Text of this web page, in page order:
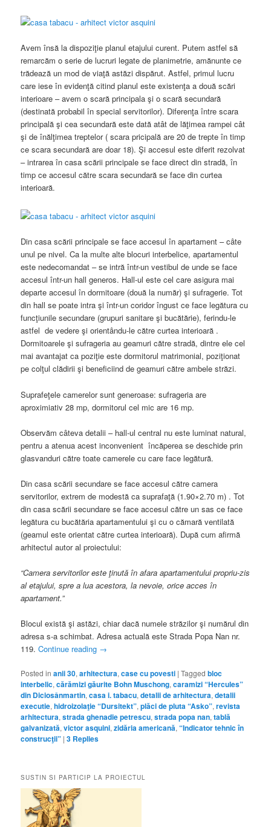
Avem însă la dispoziţie planul etajului curent. Putem astfel să
remarcăm o serie de lucruri legate de planimetrie, amănunte ce
trădează un mod de viaţă astăzi dispărut. Astfel, primul lucru
care iese în evidenţă citind planul este existenţa a două scări
interioare – avem o scară principala şi o scară secundară
(destinată probabil în special servitorilor). Diferenţa între scara
principală şi cea secundară este dată atât de lăţimea rampei cât
şi de înălţimea treptelor ( scara pricipală are 20 de trepte în timp
ce scara secundară are doar 18). Şi accesul este diferit rezolvat
– intrarea în casa scării principale se face direct din stradă, în
timp ce accesul către scara secundară se face din curtea
interioară.
Din casa scării principale se face accesul în apartament – câte
unul pe nivel. Ca la multe alte blocuri interbelice, apartamentul
este nedecomandat – se intră într-un vestibul de unde se face
accesul într-un hall generos. Hall-ul este cel care asigura mai
departe accesul în dormitoare (două la număr) şi sufragerie. Tot
din hall se poate intra şi într-un coridor îngust ce face legătura cu
funcţiunile secundare (grupuri sanitare şi bucătărie), ferindu-le
astfel de vedere şi orientându-le către curtea interioară .
Dormitoarele şi sufrageria au geamuri către stradă, dintre ele cel
mai avantajat ca poziţie este dormitorul matrimonial, poziţionat
pe colţul clădirii şi beneficiind de geamuri către ambele străzi.
Suprafeţele camerelor sunt generoase: sufrageria are
aproximiativ 28 mp, dormitorul cel mic are 16 mp.
Observăm câteva detalii – hall-ul central nu este luminat natural,
pentru a atenua acest inconvenient încăperea se deschide prin
glasvanduri către toate camerele cu care face legătură.
Din casa scării secundare se face accesul către camera
servitorilor, extrem de modestă ca suprafaţă (1.90×2.70 m) . Tot
din casa scării secundare se face accesul către un sas ce face
legătura cu bucătăria apartamentului şi cu o cămară ventilată
(geamul este orientat către curtea interioară). După cum afirmă
arhitectul autor al proiectului:
“Camera servitorilor este ţinută în afara apartamentului propriu-zis
al etajului, spre a lua acestora, la nevoie, orice acces în
apartament.”
Blocul există şi astăzi, chiar dacă numele străzilor şi numărul din
adresa s-a schimbat. Adresa actuală este Strada Popa Nan nr.
119.Continue reading →
Posted in anii 30,arhitectura,case cu povesti |Tagged bloc
interbelic,cărămizi găurite Bohn Muschong,caramizi “Hercules”
din Diciosânmartin,casa i. tabacu,detalii de arhitectura,detalii
executie,hidroizolaţie “Dursitekt”,plăci de pluta “Asko”,revista
arhitectura,strada ghenadie petrescu,strada popa nan,tablă
galvanizată,victor asquini,zidăria americană,“Indicator tehnic în
construcţii” |3 Replies
SUSTIN SI PARTICIP LA PROIECTUL